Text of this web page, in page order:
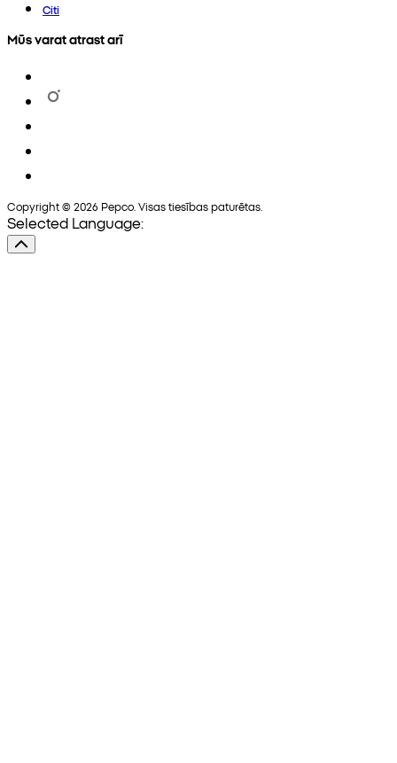
Citi
Mūs varat atrast arī
Copyright © 2026 Pepco. Visas tiesības paturētas.
Selected Language: